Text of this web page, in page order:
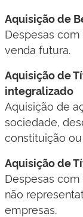
Aquisição de
Despesas
venda futura.
Aquisição de
integralizado
Aquisição de
sociedade,
constituição
Aquisição de
Despesas
não
empresas.